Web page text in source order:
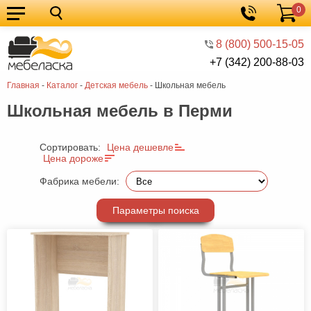
8 (800) 500-15-05
+7 (342) 200-88-03
Корзина
0
Главная - Каталог - Детская мебель - Школьная мебель
Кухонные
гарнитуры
Мебель
для
кухни
Мебель
для
спальни
Кровати
Шкафы
Детская
гостиную
Мебель
Столы
Школьная мебель в Перми
Сортировать:
Цена дешевле
Цена дороже
Фабрика мебели:
Параметры поиска